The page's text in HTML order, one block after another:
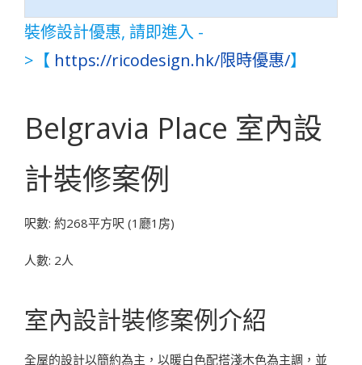
裝修設計優惠, 請即進入 -
>【 https://ricodesign.hk/限時優惠/】
Belgravia Place 室內設
計裝修案例
呎數: 約268平方呎 (1廳1房)
人數: 2人
室內設計裝修案例介紹
全屋的設計以簡約為主，以暖白色配搭淺木色為主調，並